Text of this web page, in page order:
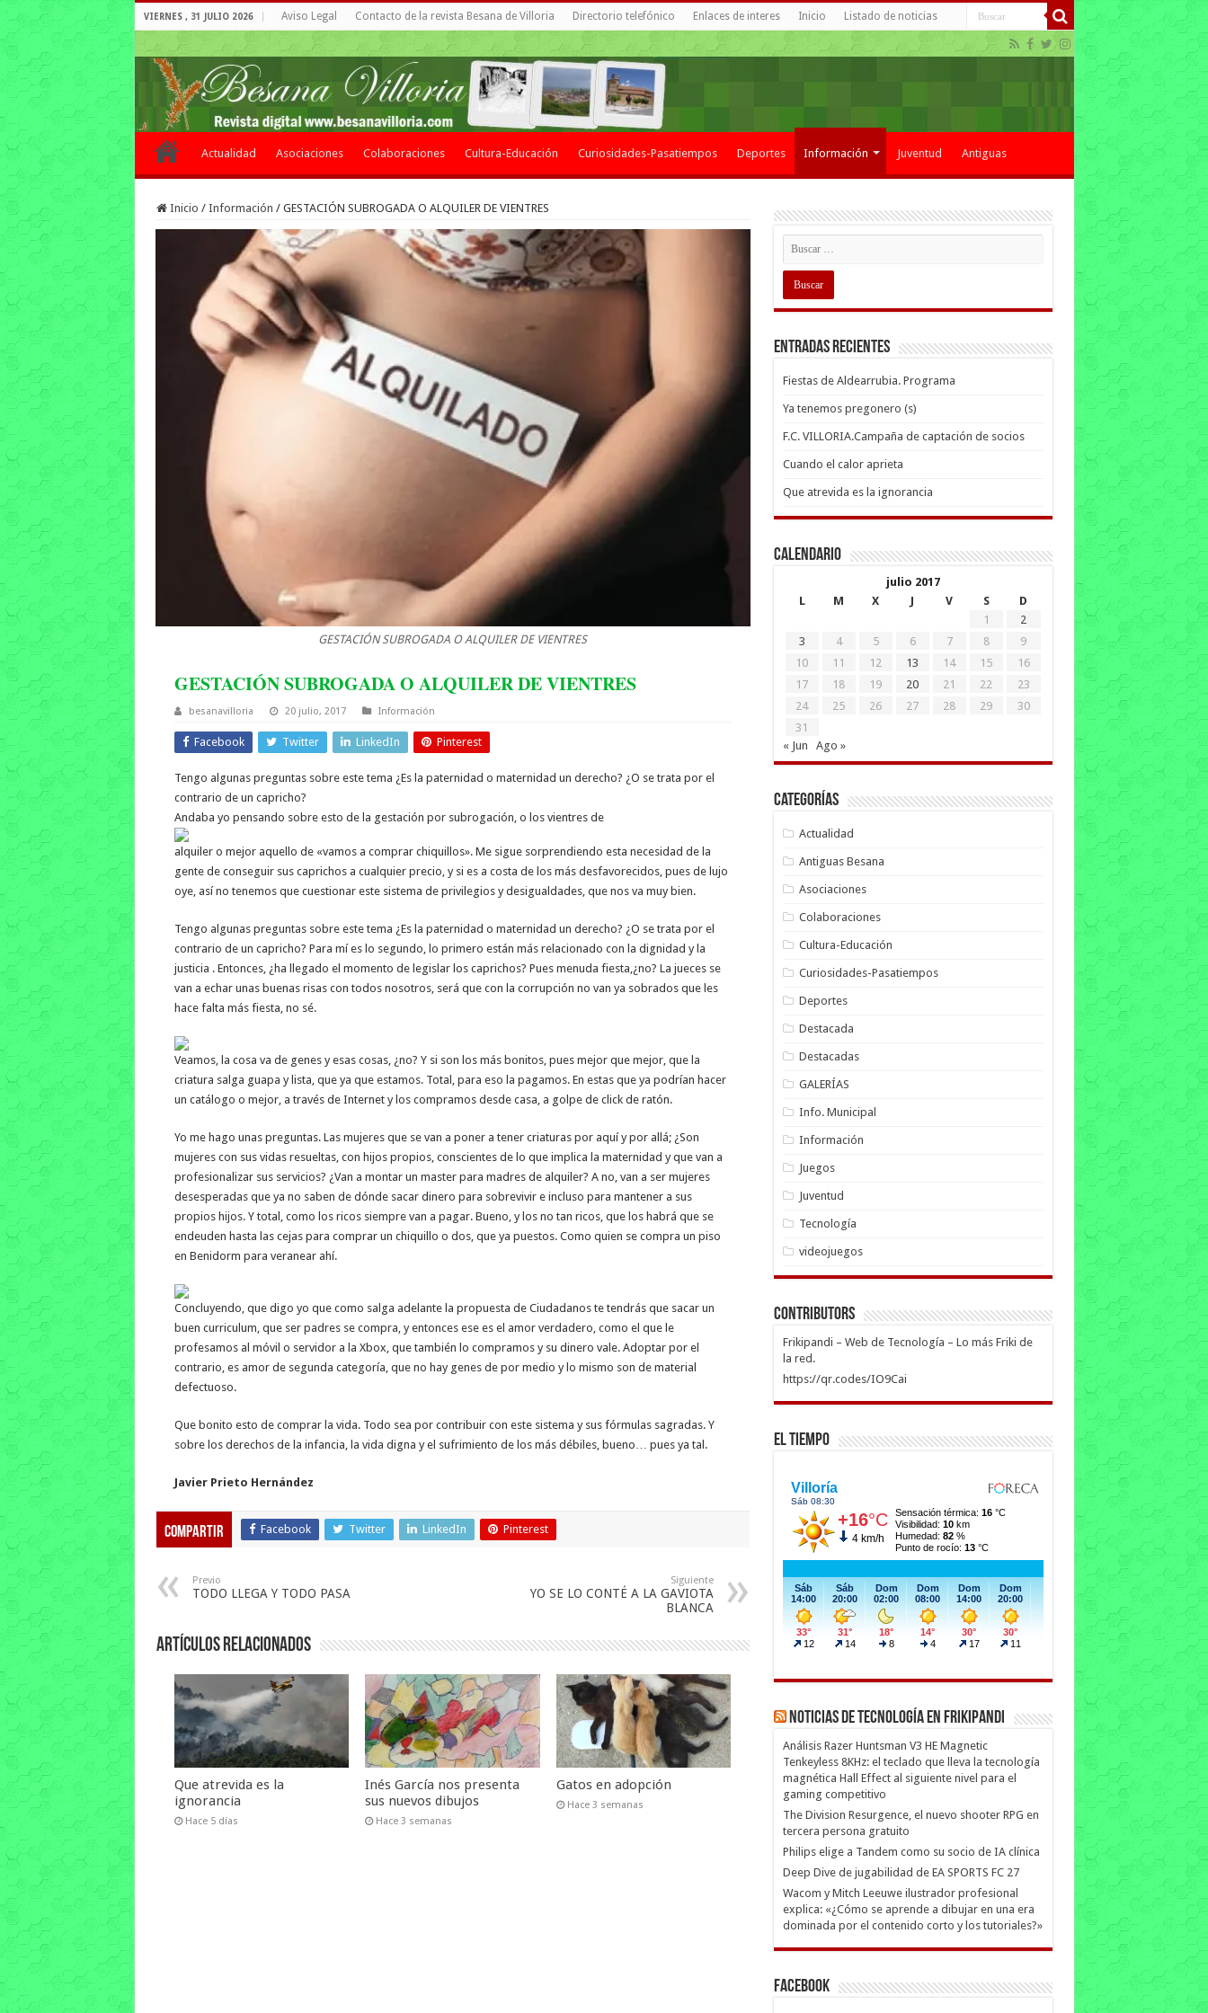
VIERNES , 31 JULIO 2026 Aviso Legal Contacto de la revista Besana de Villoria Directorio telefónico Enlaces de interes Inicio Listado de noticias
Actualidad Asociaciones Colaboraciones Cultura-Educación Curiosidades-Pasatiempos Deportes Información Juventud Antiguas
Inicio / Información / GESTACIÓN SUBROGADA O ALQUILER DE VIENTRES
GESTACIÓN SUBROGADA O ALQUILER DE VIENTRES
GESTACIÓN SUBROGADA O ALQUILER DE VIENTRES
besanavilloria 20 julio, 2017 Información
Facebook Twitter LinkedIn Pinterest
Tengo algunas preguntas sobre este tema ¿Es la paternidad o maternidad un derecho? ¿O se trata por el
contrario de un capricho?
Andaba yo pensando sobre esto de la gestación por subrogación, o los vientres de
alquiler o mejor aquello de «vamos a comprar chiquillos». Me sigue sorprendiendo esta necesidad de la
gente de conseguir sus caprichos a cualquier precio, y si es a costa de los más desfavorecidos, pues de lujo
oye, así no tenemos que cuestionar este sistema de privilegios y desigualdades, que nos va muy bien.
Tengo algunas preguntas sobre este tema ¿Es la paternidad o maternidad un derecho? ¿O se trata por el
contrario de un capricho? Para mí es lo segundo, lo primero están más relacionado con la dignidad y la
justicia . Entonces, ¿ha llegado el momento de legislar los caprichos? Pues menuda fiesta,¿no? La jueces se
van a echar unas buenas risas con todos nosotros, será que con la corrupción no van ya sobrados que les
hace falta más fiesta, no sé.
Veamos, la cosa va de genes y esas cosas, ¿no? Y si son los más bonitos, pues mejor que mejor, que la
criatura salga guapa y lista, que ya que estamos. Total, para eso la pagamos. En estas que ya podrían hacer
un catálogo o mejor, a través de Internet y los compramos desde casa, a golpe de click de ratón.
Yo me hago unas preguntas. Las mujeres que se van a poner a tener criaturas por aquí y por allá; ¿Son
mujeres con sus vidas resueltas, con hijos propios, conscientes de lo que implica la maternidad y que van a
profesionalizar sus servicios? ¿Van a montar un master para madres de alquiler? A no, van a ser mujeres
desesperadas que ya no saben de dónde sacar dinero para sobrevivir e incluso para mantener a sus
propios hijos. Y total, como los ricos siempre van a pagar. Bueno, y los no tan ricos, que los habrá que se
endeuden hasta las cejas para comprar un chiquillo o dos, que ya puestos. Como quien se compra un piso
en Benidorm para veranear ahí.
Concluyendo, que digo yo que como salga adelante la propuesta de Ciudadanos te tendrás que sacar un
buen curriculum, que ser padres se compra, y entonces ese es el amor verdadero, como el que le
profesamos al móvil o servidor a la Xbox, que también lo compramos y su dinero vale. Adoptar por el
contrario, es amor de segunda categoría, que no hay genes de por medio y lo mismo son de material
defectuoso.
Que bonito esto de comprar la vida. Todo sea por contribuir con este sistema y sus fórmulas sagradas. Y
sobre los derechos de la infancia, la vida digna y el sufrimiento de los más débiles, bueno… pues ya tal.
Javier Prieto Hernández
Compartir Facebook Twitter LinkedIn Pinterest
Previo
TODO LLEGA Y TODO PASA
Siguiente
YO SE LO CONTÉ A LA GAVIOTA
BLANCA
Artículos relacionados
Que atrevida es la
ignorancia
Hace 5 días
Inés García nos presenta
sus nuevos dibujos
Hace 3 semanas
Gatos en adopción
Hace 3 semanas
Entradas recientes
Fiestas de Aldearrubia. Programa
Ya tenemos pregonero (s)
F.C. VILLORIA.Campaña de captación de socios
Cuando el calor aprieta
Que atrevida es la ignorancia
Calendario
julio 2017
L
M X J V S
D
1
2
3
4 5 6 7 8
9
10
11 12 13 14 15
16
17
18 19 20 21 22
23
24
25 26 27 28 29
30
31
« Jun
Ago »
Categorías
Actualidad
Antiguas Besana
Asociaciones
Colaboraciones
Cultura-Educación
Curiosidades-Pasatiempos
Deportes
Destacada
Destacadas
GALERÍAS
Info. Municipal
Información
Juegos
Juventud
Tecnología
videojuegos
Contributors
Frikipandi – Web de Tecnología – Lo más Friki de
la red.
https://qr.codes/IO9Cai
El Tiempo
Noticias de Tecnología en Frikipandi
Análisis Razer Huntsman V3 HE Magnetic
Tenkeyless 8KHz: el teclado que lleva la tecnología
magnética Hall Effect al siguiente nivel para el
gaming competitivo
The Division Resurgence, el nuevo shooter RPG en
tercera persona gratuito
Philips elige a Tandem como su socio de IA clínica
Deep Dive de jugabilidad de EA SPORTS FC 27
Wacom y Mitch Leeuwe ilustrador profesional
explica: «¿Cómo se aprende a dibujar en una era
dominada por el contenido corto y los tutoriales?»
Facebook